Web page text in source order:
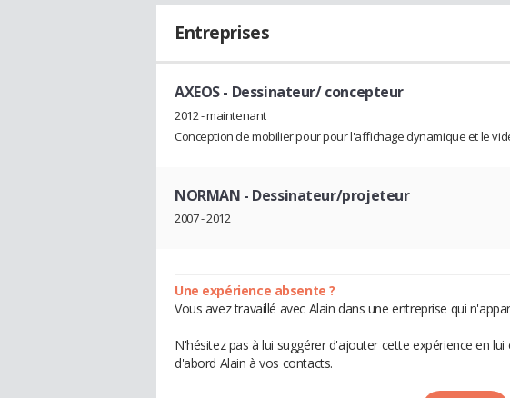
Entreprises
AXEOS- Dessinateur/ concepteur
2012 - maintenant
Conception de mobilier pour pour l'affichage dynamique et le
NORMAN - Dessinateur/projeteur
2007 - 2012
Une expérience absente ?
Vous avez travaillé avec Alain dans une entreprise qui
N'hésitez pas à lui suggérer d'ajouter cette expérience en
d'abord Alain à vos contacts.